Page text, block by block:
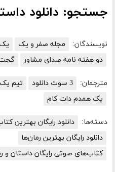
جستجو: دانلود
نویسندگان: مجله صفر و یک
دو هفته نامه صدای مشاور
گجت
مترجمان: 3 سوت دانلود
تیم
یک همدم دات کام
دسته‌ها:
دانلود رایگان بهترین
دانلود رایگان بهترین رمان‌ها
کتاب‌های صوتی رایگان داستان و